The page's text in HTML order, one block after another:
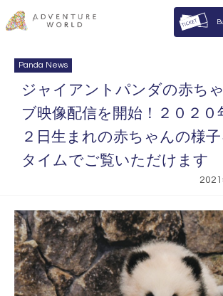
Panda News
ジャイアントパンダの赤ち
ブ映像配信を開始！２０２０
２日生まれの赤ちゃんの様
タイムでご覧いただけます